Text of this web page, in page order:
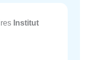
Institut